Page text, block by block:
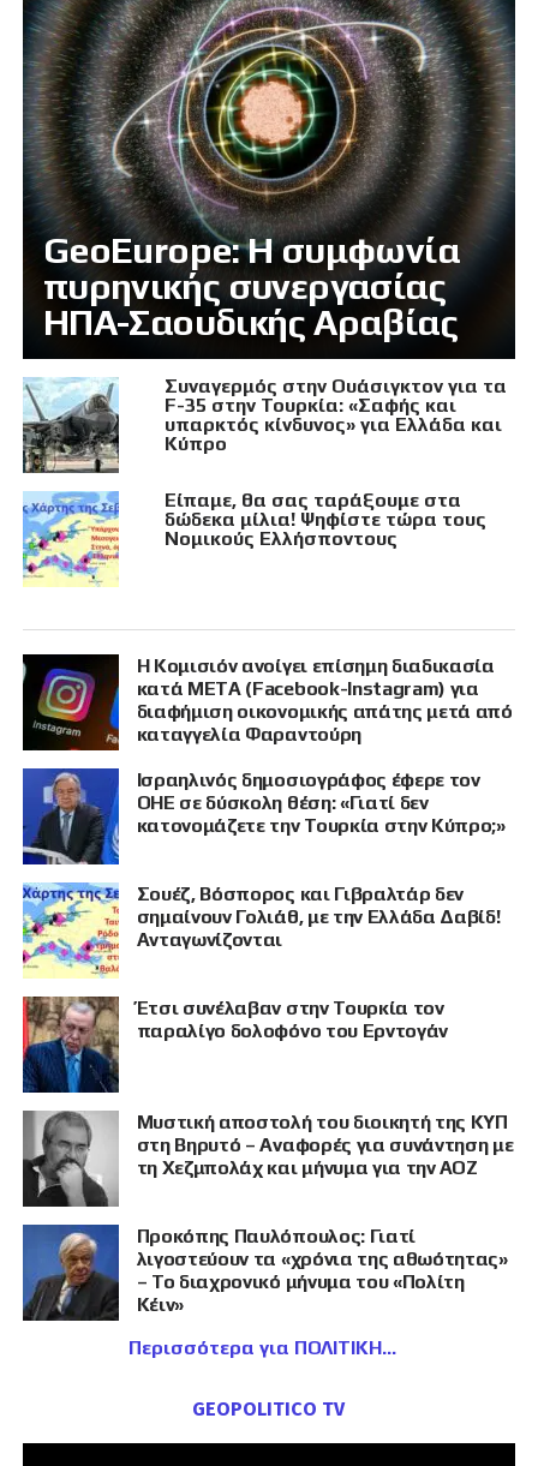
GeoEurope: Η συμφωνία
πυρηνικής συνεργασίας
ΗΠΑ-Σαουδικής Αραβίας
Συναγερμός στην Ουάσιγκτον για τα
F-35 στην Τουρκία: «Σαφής και
υπαρκτός κίνδυνος» για Ελλάδα και
Κύπρο
Είπαμε, θα σας ταράξουμε στα
δώδεκα μίλια! Ψηφίστε τώρα τους
Νομικούς Ελλήσποντους
Η Κομισιόν ανοίγει επίσημη διαδικασία
κατά META (Facebook-Instagram) για
διαφήμιση οικονομικής απάτης μετά από
καταγγελία Φαραντούρη
Ισραηλινός δημοσιογράφος έφερε τον
ΟΗΕ σε δύσκολη θέση: «Γιατί δεν
κατονομάζετε την Τουρκία στην Κύπρο;»
Σουέζ, Βόσπορος και Γιβραλτάρ δεν
σημαίνουν Γολιάθ, με την Ελλάδα Δαβίδ!
Ανταγωνίζονται
Έτσι συνέλαβαν στην Τουρκία τον
παραλίγο δολοφόνο του Ερντογάν
Μυστική αποστολή του διοικητή της ΚΥΠ
στη Βηρυτό – Αναφορές για συνάντηση με
τη Χεζμπολάχ και μήνυμα για την ΑΟΖ
Προκόπης Παυλόπουλος: Γιατί
λιγοστεύουν τα «χρόνια της αθωότητας»
– Το διαχρονικό μήνυμα του «Πολίτη
Κέιν»
Περισσότερα για ΠΟΛΙΤΙΚΗ
GEOPOLITICO TV